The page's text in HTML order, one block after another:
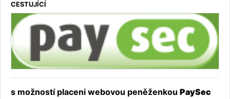
CESTUJÍCÍ
s možností placeni webovou peněženkou PaySec